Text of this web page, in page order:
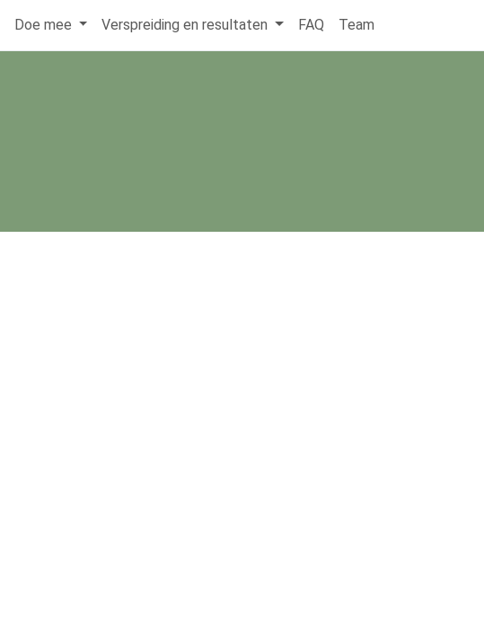
Doe mee Verspreiding en resultaten FAQ Team